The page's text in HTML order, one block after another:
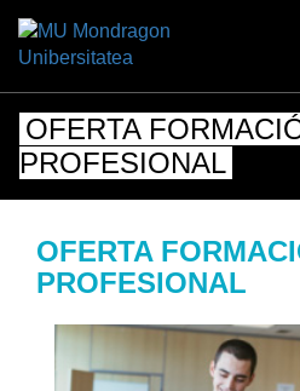
OFERTA
PROFESIONAL
OFERTA
PROFESIONAL